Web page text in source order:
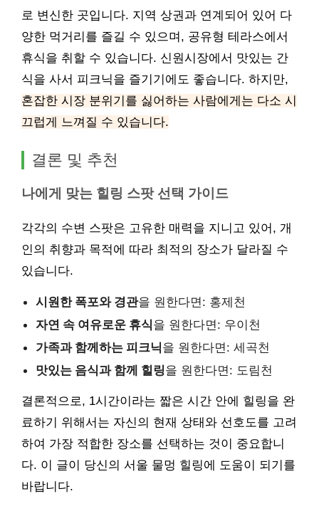
로 변신한 곳입니다. 지역 상권과 연계되어 있어 다
양한 먹거리를 즐길 수 있으며, 공유형 테라스에서
휴식을 취할 수 있습니다. 신원시장에서 맛있는 간
식을 사서 피크닉을 즐기기에도 좋습니다. 하지만,
혼잡한 시장 분위기를 싫어하는 사람에게는 다소 시
끄럽게 느껴질 수 있습니다.
결론 및 추천
나에게 맞는 힐링 스팟 선택 가이드
각각의 수변 스팟은 고유한 매력을 지니고 있어, 개
인의 취향과 목적에 따라 최적의 장소가 달라질 수
있습니다.
시원한 폭포와 경관을 원한다면: 홍제천
자연 속 여유로운 휴식을 원한다면: 우이천
가족과 함께하는 피크닉을 원한다면: 세곡천
맛있는 음식과 함께 힐링을 원한다면: 도림천
결론적으로, 1시간이라는 짧은 시간 안에 힐링을 완
료하기 위해서는 자신의 현재 상태와 선호도를 고려
하여 가장 적합한 장소를 선택하는 것이 중요합니
다. 이 글이 당신의 서울 물멍 힐링에 도움이 되기를
바랍니다.